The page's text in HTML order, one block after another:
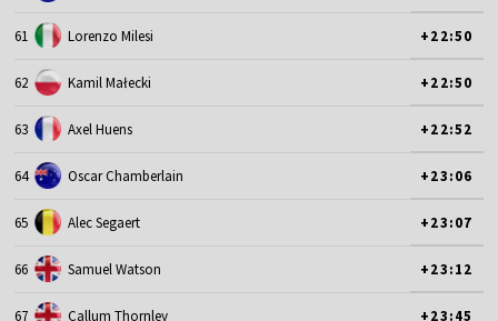
61 Lorenzo Milesi +22:50
62 Kamil Małecki +22:50
63 Axel Huens +22:52
64 Oscar Chamberlain +23:06
65 Alec Segaert +23:07
66 Samuel Watson +23:12
67 Callum Thornley +23:45